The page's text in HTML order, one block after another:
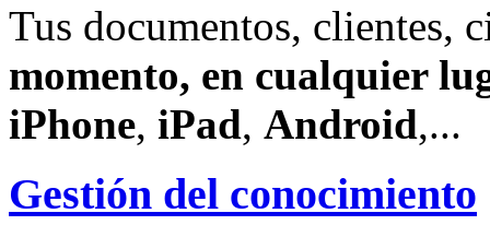
Tus documentos, clientes,
momento, en cualquier
iPhone, iPad, Android,...
Gestión del conocimiento